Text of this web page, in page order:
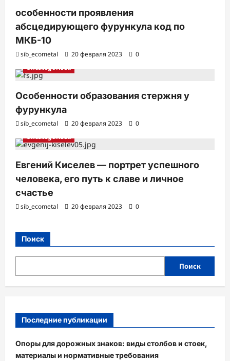
особенности проявления
абсцедирующего фурункула код по
МКБ-10
sib_ecometal 20 февраля 2023
0
Uncategorised
Особенности образования стержня у
фурункула
sib_ecometal 20 февраля 2023
0
Uncategorised
Евгений Киселев — портрет успешного
человека, его путь к славе и личное
счастье
sib_ecometal 20 февраля 2023 0
Поиск
Поиск
Последние публикации
Опоры для дорожных знаков: виды столбов и стоек,
материалы и нормативные требования